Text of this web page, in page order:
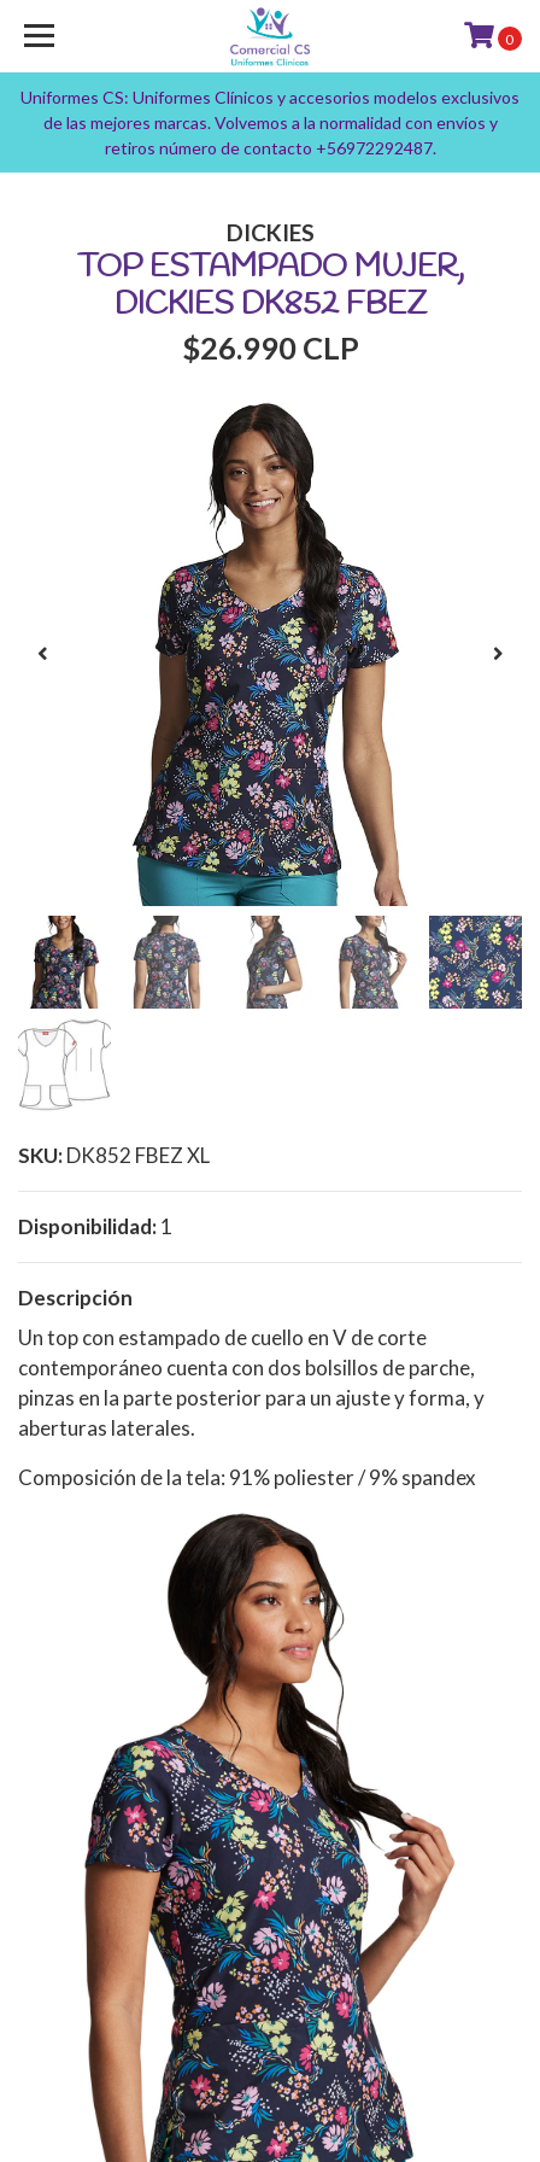
Uniformes CS: Uniformes Clínicos y accesorios modelos exclusivos
de las mejores marcas. Volvemos a la normalidad con envíos y
retiros número de contacto +56972292487.
0
DICKIES
TOP ESTAMPADO MUJER,
DICKIES DK852 FBEZ
$26.990 CLP
SKU:DK852 FBEZ XL
Disponibilidad:1
Descripción
Un top con estampado de cuello en V de corte
contemporáneo cuenta con dos bolsillos de parche,
pinzas en la parte posterior para un ajuste y forma, y ​​
aberturas laterales.
Composición de la tela: 91% poliester / 9% spandex